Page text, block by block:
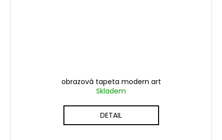
obrazová tapeta modern art
Skladem
DETAIL